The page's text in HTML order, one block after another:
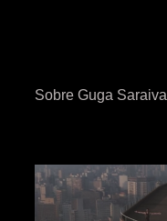
Sobre Guga Saraiva